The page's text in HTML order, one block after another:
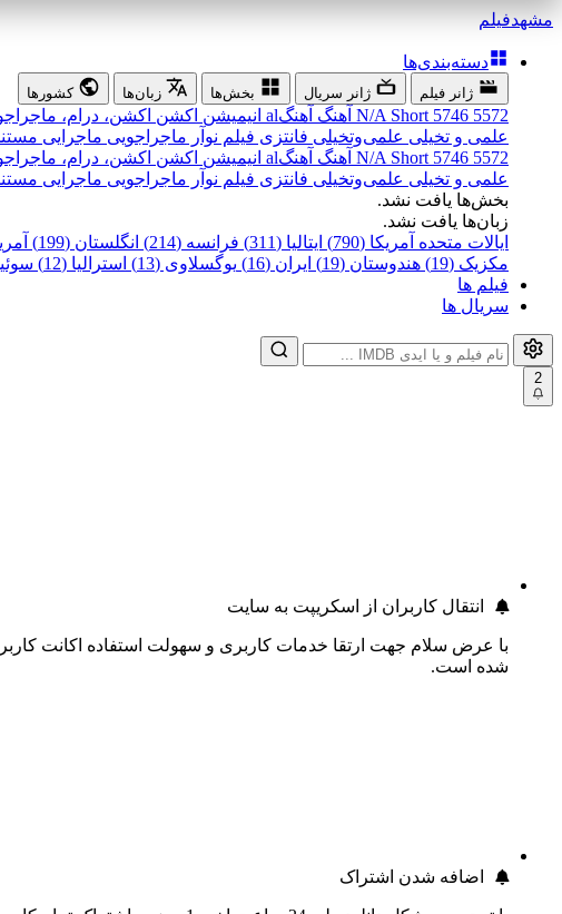
مشهدفیلم
دسته‌بندی‌ها
ژانر فیلم ژانر سریال بخش‌ها زبان‌ها کشورها
5572
5746
N/A Short آهنگ آهنگal انیمیشن اکشن اکشن، درام،
علمی و تخیلی علمی‌و‌تخیلی فانتزی فیلم نوآر ماجراجویی ماجرایی
5572
5746
N/A Short آهنگ آهنگal انیمیشن اکشن اکشن، درام،
علمی و تخیلی علمی‌و‌تخیلی فانتزی فیلم نوآر ماجراجویی ماجرایی
بخش‌ها یافت نشد.
زبان‌ها یافت نشد.
ایالات متحده آمریکا (790)
ایتالیا (311) فرانسه (214) انگلستان (199)
مکزیک (19)
هندوستان (19) ایران (16) یوگسلاوی (13) استرالیا (12)
فیلم ها
سریال ها
2
انتقال کاربران از اسکریپت به سایت
با عرض سلام جهت ارتقا خدمات کاربری و سهولت استفاده اکانت
شده است.
اضافه شدن اشتراک